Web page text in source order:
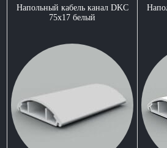
Напольный кабель канал DKC
75x17 белый